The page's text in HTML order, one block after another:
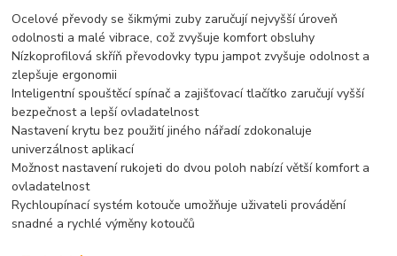
Ocelové převody se šikmými zuby zaručují nejvyšší úroveň
odolnosti a malé vibrace, což zvyšuje komfort obsluhy
Nízkoprofilová skříň převodovky typu jampot zvyšuje odolnost a
zlepšuje ergonomii
Inteligentní spouštěcí spínač a zajišťovací tlačítko zaručují vyšší
bezpečnost a lepší ovladatelnost
Nastavení krytu bez použití jiného nářadí zdokonaluje
univerzálnost aplikací
Možnost nastavení rukojeti do dvou poloh nabízí větší komfort a
ovladatelnost
Rychloupínací systém kotouče umožňuje uživateli provádění
snadné a rychlé výměny kotoučů